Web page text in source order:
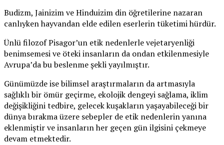
Budizm, Jainizim ve Hinduizim din öğretilerine nazaran
canlıyken hayvandan elde edilen eserlerin tüketimi hürdür.
Ünlü filozof Pisagor’un etik nedenlerle vejetaryenliği
benimsemesi ve öteki insanların da ondan etkilenmesiyle
Avrupa’da bu beslenme şekli yayılmıştır.
Günümüzde ise bilimsel araştırmaların da artmasıyla
sağlıklı bir ömür geçirme, ekolojik dengeyi sağlama, iklim
değişikliğini tedbire, gelecek kuşakların yaşayabileceği bir
dünya bırakma üzere sebepler de etik nedenlerin yanına
eklenmiştir ve insanların her geçen gün ilgisini çekmeye
devam etmektedir.